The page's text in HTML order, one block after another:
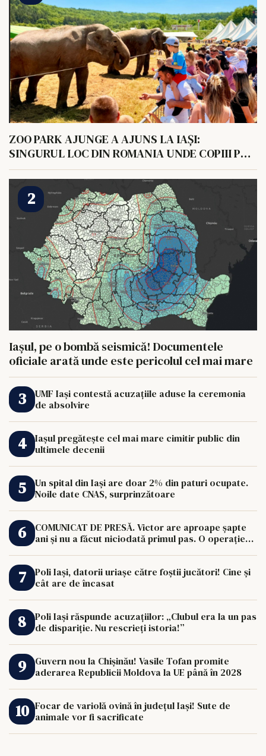
ZOO PARK AJUNGE A AJUNS LA IAȘI:
SINGURUL LOC DIN ROMANIA UNDE COPIII POT
HRANI UN ELEFANT
Iașul, pe o bombă seismică! Documentele
oficiale arată unde este pericolul cel mai mare
UMF Iași contestă acuzațiile aduse la ceremonia
de absolvire
Iașul pregătește cel mai mare cimitir public din
ultimele decenii
Un spital din Iași are doar 2% din paturi ocupate.
Noile date CNAS, surprinzătoare
COMUNICAT DE PRESĂ. Victor are aproape șapte
ani și nu a făcut niciodată primul pas. O operație
Poli Iași, datorii uriașe către foștii jucători! Cine și
cât are de încasat
Poli Iași răspunde acuzațiilor: „Clubul era la un pas
de dispariție. Nu rescrieți istoria!”
Guvern nou la Chișinău! Vasile Tofan promite
aderarea Republicii Moldova la UE până în 2028
Focar de variolă ovină în județul Iași! Sute de
animale vor fi sacrificate